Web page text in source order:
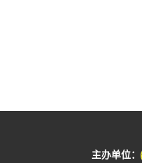
主办单位：